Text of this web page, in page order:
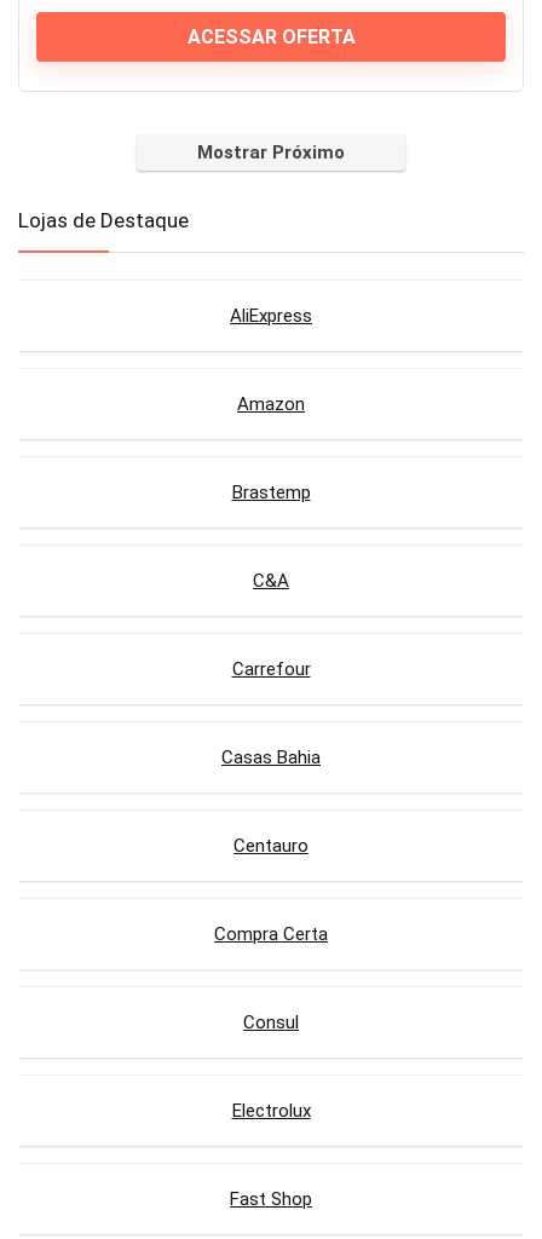
ACESSAR OFERTA
Mostrar Próximo
Lojas de Destaque
AliExpress
Amazon
Brastemp
C&A
Carrefour
Casas Bahia
Centauro
Compra Certa
Consul
Electrolux
Fast Shop